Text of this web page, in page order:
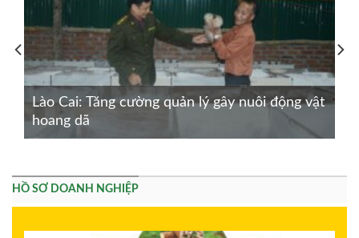
Lào Cai: Tăng cường quản lý gây nuôi động vật
hoang dã
HỒ SƠ DOANH NGHIỆP